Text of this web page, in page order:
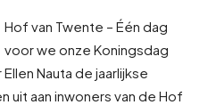
Hof van Twente – Één dag
voor we onze Koningsdag
Nauta de jaarlijkse
uit aan inwoners van de Hof